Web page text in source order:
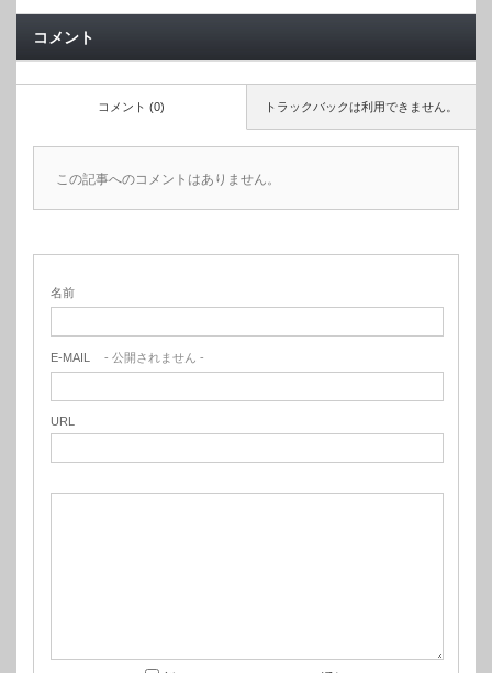
コメント
トラックバックは利用できません。
コメント (0)
この記事へのコメントはありません。
名前
E-MAIL - 公開されません -
URL